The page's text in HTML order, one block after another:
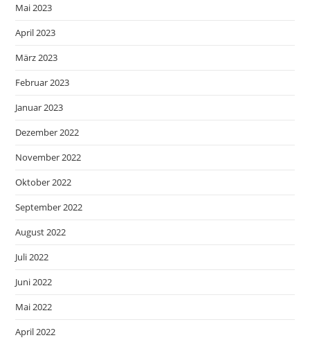
Mai 2023
April 2023
März 2023
Februar 2023
Januar 2023
Dezember 2022
November 2022
Oktober 2022
September 2022
August 2022
Juli 2022
Juni 2022
Mai 2022
April 2022